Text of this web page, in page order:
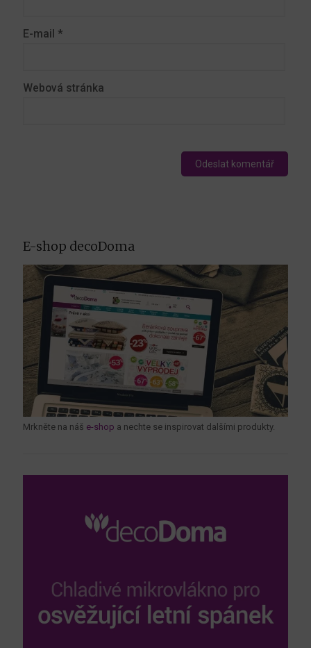
E-mail *
Webová stránka
E-shop decoDoma
Mrkněte na náš e-shop a nechte se inspirovat dalšími produkty.